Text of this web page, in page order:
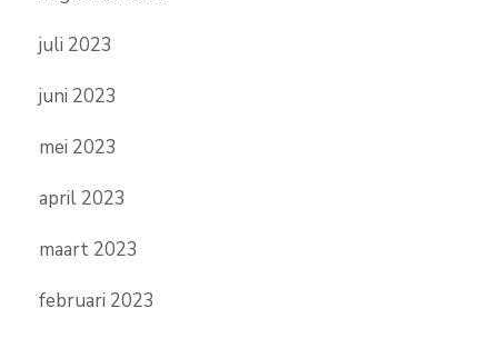
juli 2023
juni 2023
mei 2023
april 2023
maart 2023
februari 2023